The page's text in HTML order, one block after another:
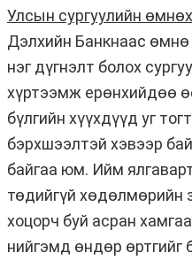
Улсын сургуулийн
Дэлхийн Банкнаас өмнө
нэг дүгнэлт болох
хүртээмж ерөнхийдөө
бүлгийн хүүхдүүд уг
бэрхшээлтэй хэвээр
байгаа юм. Ийм
төдийгүй хөдөлмөрийн
хоцорч буй асран
нийгэмд өндөр өртгийг